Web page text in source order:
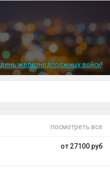
день железнодорожных войск!
посмотреть все
от 27100 руб